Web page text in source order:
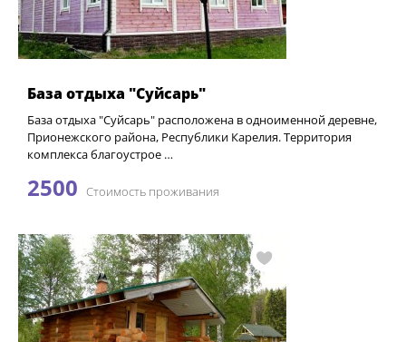
База отдыха "Суйсарь"
База отдыха "Суйсарь" расположена в одноименной деревне,
Прионежского района, Республики Карелия. Территория
комплекса благоустрое …
2500 Стоимость проживания